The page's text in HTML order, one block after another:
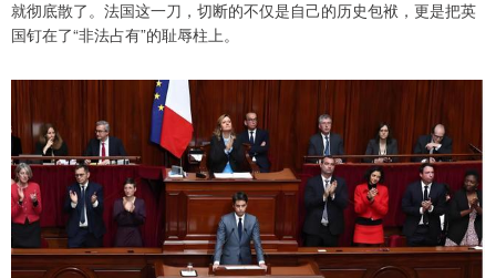
就彻底散了。法国这一刀，切断的不仅是自己的历史包袱，更是把英
国钉在了“非法占有”的耻辱柱上。